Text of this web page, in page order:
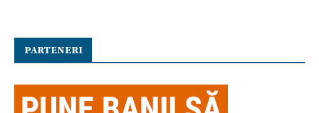
PARTENERI